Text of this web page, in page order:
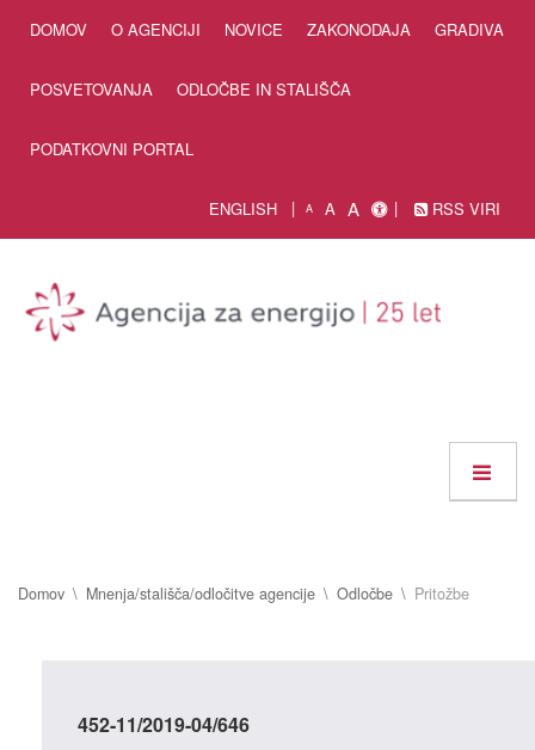
DOMOV O AGENCIJI NOVICE ZAKONODAJA GRADIVA
POSVETOVANJA ODLOČBE IN STALIŠČA
PODATKOVNI PORTAL
ENGLISH A A A RSS VIRI
Domov Mnenja/stališča/odločitve agencije Odločbe Pritožbe
452-11/2019-04/646